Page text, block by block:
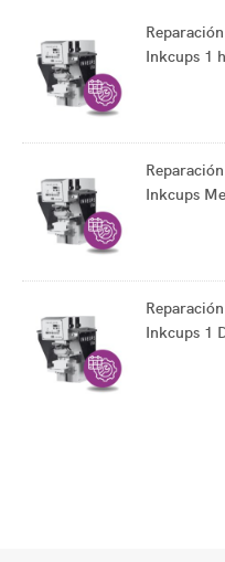
Inkcups 1
Inkcups
Inkcups 1